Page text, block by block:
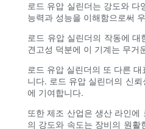
로드 유압 실린더는 강도와
능력과 성능을 이해함으로써
로드 유압 실린더의 작동에
견고성 덕분에 이 기계는 무거
로드 유압 실린더의 또 다른
니다. 로드 유압 실린더의 신
에 기여합니다.
또한 제조 산업은 생산 라인
의 강도와 속도는 장비의 원